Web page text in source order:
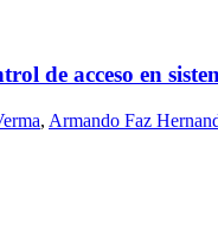
de acceso en
, Armando Faz